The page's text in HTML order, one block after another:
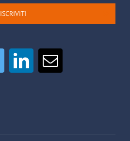
ISCRIVITI